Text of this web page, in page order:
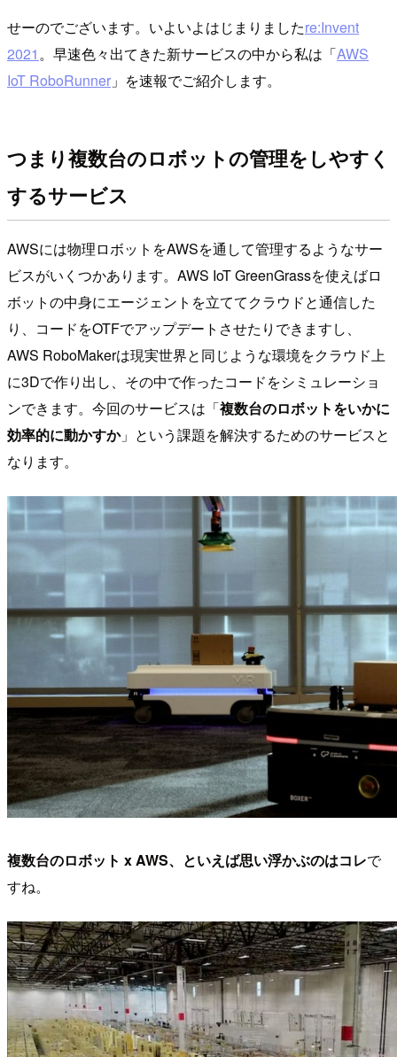
せーのでございます。いよいよはじまりましたre:Invent
2021 。早速色々出てきた新サービスの中から私は「AWS
IoT RoboRunner 」を速報でご紹介します。
つまり複数台のロボットの管理をしやすく
するサービス
AWSには物理ロボットをAWSを通して管理するようなサー
ビスがいくつかあります。AWS IoT GreenGrassを使えばロ
ボットの中身にエージェントを立ててクラウドと通信した
り、コードをOTFでアップデートさせたりできますし、
AWS RoboMakerは現実世界と同じような環境をクラウド上
に3Dで作り出し、その中で作ったコードをシミュレーショ
ンできます。今回のサービスは「複数台のロボットをいかに
効率的に動かすか」という課題を解決するためのサービスと
なります。
複数台のロボット x AWS、といえば思い浮かぶのはコレで
すね。